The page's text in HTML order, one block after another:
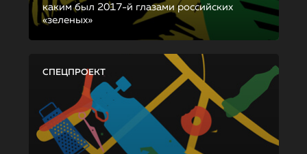
каким был 2017-й глазами российских
«зеленых»
СПЕЦПРОЕКТ